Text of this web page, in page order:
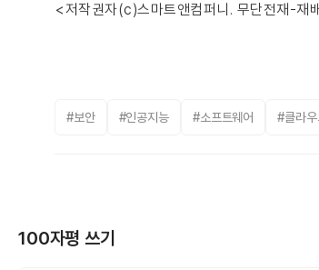
<저작권자(c)스마트앤컴퍼니. 무단전재-재
#보안 #인공지능 #소프트웨어 #클라우
100자평 쓰기